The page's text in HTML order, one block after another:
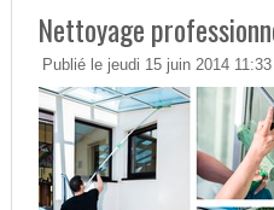
Nettoyage
Publié le jeudi 15 juin 2014 11:33